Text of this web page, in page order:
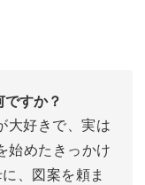
すか？
大好きで、実は
始めたきっかけ
、図案を頼ま